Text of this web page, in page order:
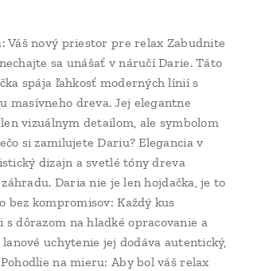
Váš nový priestor pre relax Zabudnite
sa unášať v náručí Darie. Táto
spája ľahkosť moderných línií s
masívneho dreva. Jej elegantne
vizuálnym detailom, ale symbolom
si zamilujete Dariu? Elegancia v
dizajn a svetlé tóny dreva
Daria nie je len hojdačka, je to
bez kompromisov: Každý kus
dôrazom na hladké opracovanie a
uchytenie jej dodáva autentický,
na mieru: Aby bol váš relax